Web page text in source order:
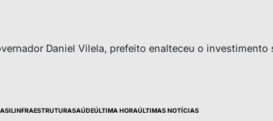
Daniel Vilela, prefeito enalteceu o investimento
INFRAESTRUTURASAÚDEÚLTIMA HORAÚLTIMAS NOTÍCIAS